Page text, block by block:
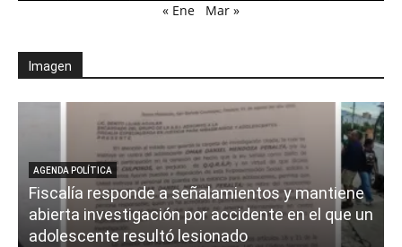
« Ene
Mar »
Imagen
AGENDA POLÍTICA
Fiscalía responde a señalamientos y mantiene
abierta investigación por accidente en el que un
adolescente resultó lesionado